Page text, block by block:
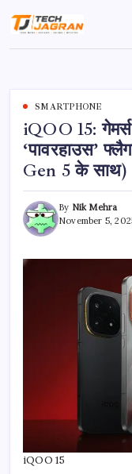
SMARTPHONE
iQOO 15:
‘पावरहाउस’
Gen 5 के साथ)
By Nik Mehra
November 5,
iQOO 15